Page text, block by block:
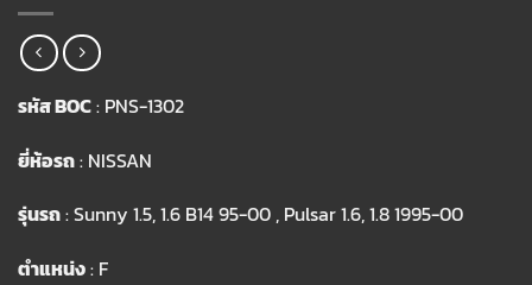
รหัส BOC: PNS-1302
ยี่ห้อรถ: NISSAN
รุ่นรถ: Sunny 1.5, 1.6 B14 95-00 , Pulsar 1.6, 1.8 1995-00
ตำแหน่ง: F